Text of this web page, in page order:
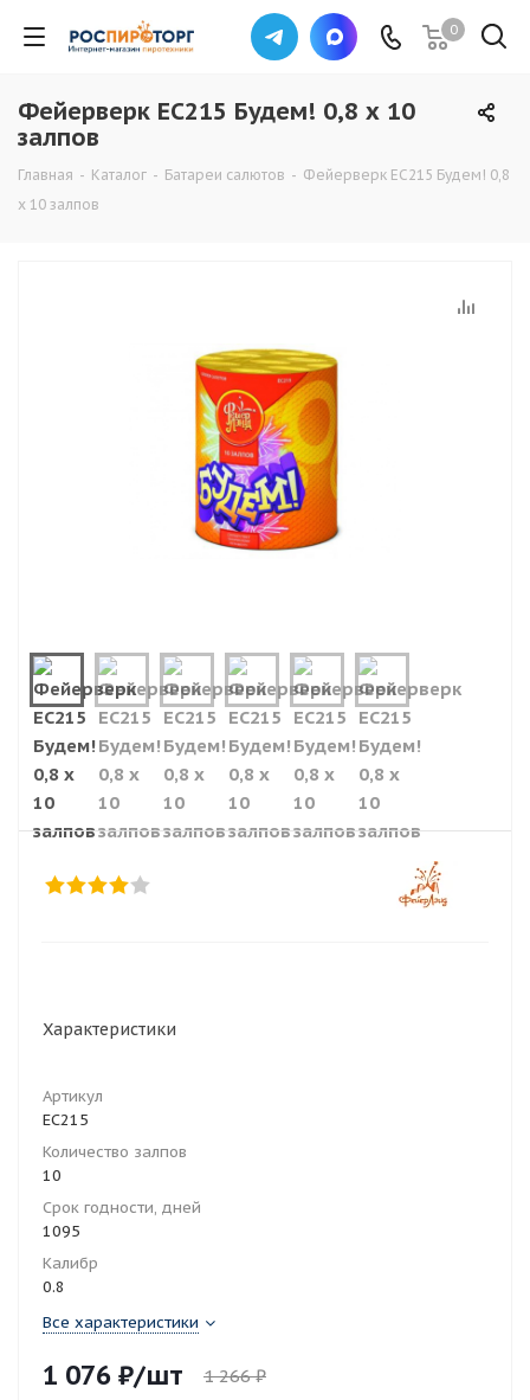
0
Фейерверк ЕС215 Будем! 0,8 х 10
залпов
Главная - Каталог - Батареи салютов - Фейерверк ЕС215 Будем! 0,8
х 10 залпов
Характеристики
Артикул
ЕС215
Количество залпов
10
Срок годности, дней
1095
Калибр
0.8
Все характеристики
1 076 ₽/шт 1 266₽